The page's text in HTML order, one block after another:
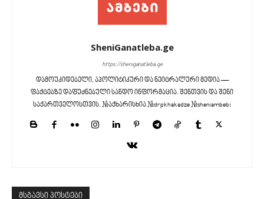
SheniGanatleba.ge
https://sheniganatleba.ge
დამოუკიდებელი, აპოლიტიკური და ნეიტრალური მედია —
ფაქტებზე დაფუძნებული სანდო ინფორმაცია. შენთვის და შენი
საქართველოსთვის. #აქხარისხია #drpkhakadze #sheniambebi
მსგავსი პოსტები